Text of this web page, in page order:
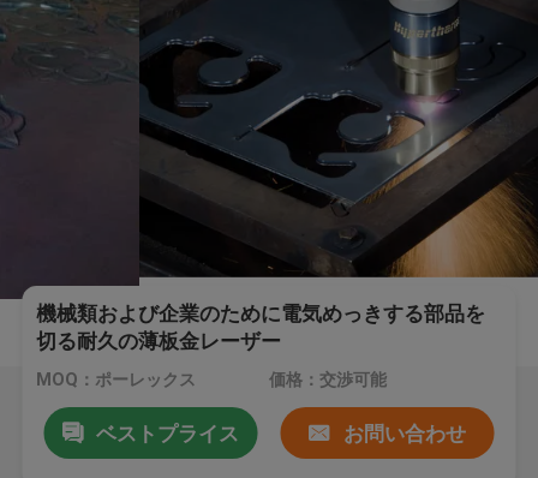
機械類および企業のために電気めっきする部品を
切る耐久の薄板金レーザー
MOQ：ポーレックス 価格：交渉可能
ベストプライス お問い合わせ